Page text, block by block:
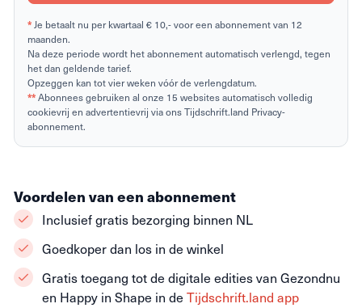
*Je betaalt nu per kwartaal € 10,- voor een abonnement van 12
maanden.
Na deze periode wordt het abonnement automatisch verlengd, tegen
het dan geldende tarief.
Opzeggen kan tot vier weken vóór de verlengdatum.
**Abonnees gebruiken al onze 15 websites automatisch volledig
cookievrij en advertentievrij via ons Tijdschrift.land Privacy-
abonnement.
Voordelen van een abonnement
Inclusief gratis bezorging binnen NL
Goedkoper dan los in de winkel
Gratis toegang tot de digitale edities van Gezondnu
en Happy in Shape in de Tijdschrift.land app